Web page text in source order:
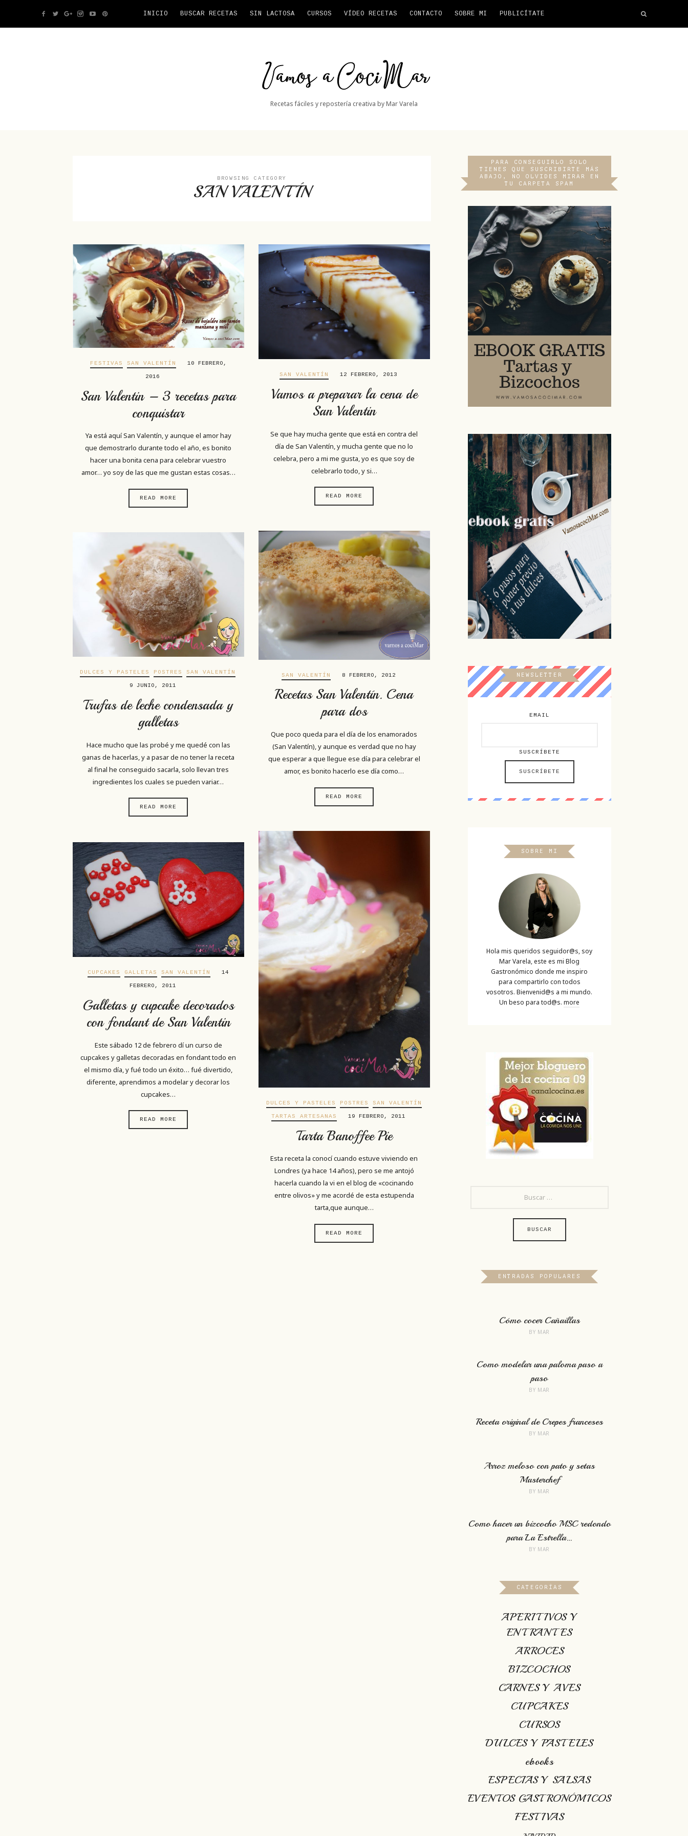
INICIO BUSCAR RECETAS SIN LACTOSA CURSOS VÍDEO RECETAS CONTACTO SOBRE MI PUBLICÍTATE
Vamos
CociMar
Recetas fáciles y repostería creativa by Mar Varela
BROWSING CATEGORY
SAN VALENTÍN
FESTIVAS SAN VALENTÍN 10 FEBRERO,
2016
San Valentin – 3 recetas para
conquistar
Ya está aquí San Valentín, y aunque el amor hay
que demostrarlo durante todo el año, es bonito
hacer una bonita cena para celebrar vuestro
amor… yo soy de las que me gustan estas cosas…
READ MORE
SAN VALENTÍN 12 FEBRERO, 2013
Vamos a preparar la cena de
San Valentin
Se que hay mucha gente que está en contra del
día de San Valentín, y mucha gente que no lo
celebra, pero a mi me gusta, yo es que soy de
celebrarlo todo, y si…
READ MORE
SAN VALENTÍN 8 FEBRERO, 2012
Recetas San Valentín. Cena
para dos
Que poco queda para el día de los enamorados
(San Valentín), y aunque es verdad que no hay
que esperar a que llegue ese día para celebrar el
amor, es bonito hacerlo ese día como…
READ MORE
DULCES Y PASTELES POSTRES SAN VALENTÍN
9 JUNIO, 2011
Trufas de leche condensada y
galletas
Hace mucho que las probé y me quedé con las
ganas de hacerlas, y a pasar de no tener la receta
al final he conseguido sacarla, solo llevan tres
ingredientes los cuales se pueden variar…
READ MORE
DULCES Y PASTELES POSTRES SAN VALENTÍN
TARTAS ARTESANAS 19 FEBRERO, 2011
Tarta Banoffee Pie
Esta receta la conocí cuando estuve viviendo en
Londres (ya hace 14 años), pero se me antojó
hacerla cuando la vi en el blog de «cocinando
entre olivos» y me acordé de esta estupenda
tarta,que aunque…
READ MORE
CUPCAKES GALLETAS SAN VALENTÍN 14
FEBRERO, 2011
Galletas y cupcake decorados
con fondant de San Valentin
Este sábado 12 de febrero dí un curso de
cupcakes y galletas decoradas en fondant todo en
el mismo día, y fué todo un éxito… fué divertido,
diferente, aprendimos a modelar y decorar los
cupcakes…
READ MORE
PARA CONSEGUIRLO SOLO
TIENES QUE SUSCRIBIRTE MÁS
ABAJO, NO OLVIDES MIRAR EN
TU CARPETA SPAM
NEWSLETTER
EMAIL
SUSCRÍBETE
SOBRE MI
Hola mis queridos seguidor@s, soy
Mar Varela, este es mi Blog
Gastronómico donde me inspiro
para compartirlo con todos
vosotros. Bienvenid@s a mi mundo.
Un beso para tod@s.more
ENTRADAS POPULARES
Cómo cocer Cañaillas
BY MAR
Como modelar una paloma paso a
paso
BY MAR
Receta original de Crepes franceses
BY MAR
Arroz meloso con pato y setas
Masterchef
BY MAR
Como hacer un bizcocho MSC redondo
para La Estrella…
BY MAR
CATEGORÍAS
APERITIVOS Y
ENTRANTES
ARROCES
BIZCOCHOS
CARNES Y AVES
CUPCAKES
CURSOS
DULCES Y PASTELES
ebooks
ESPECIAS Y SALSAS
EVENTOS GASTRONÓMICOS
FESTIVAS